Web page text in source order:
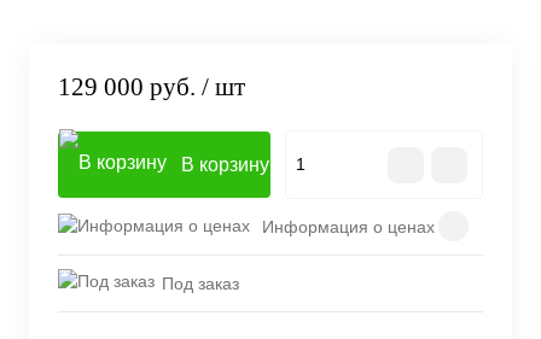
129 000 руб. / шт
В корзину
Информация о ценах
Под заказ